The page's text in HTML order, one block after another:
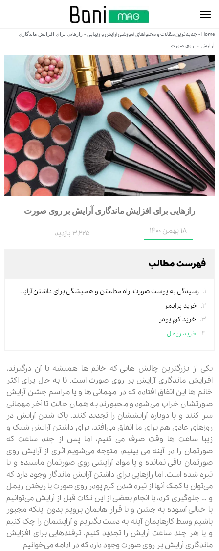
Home
- جدیدترین مقالات و محتواهای آموزشی آرایش و زیبایی- رازهایی برای افزایش ماندگاری
آرایش بر روی صورت
رازهایی برای افزایش ماندگاری آرایش بر روی صورت
18 بهمن 1400 3,225 بازدید
فهرست مطالب
رسیدگی به پوست صورت، راه مطمئن و همیشگی برای داشتن آرایش ماندگار
خرید پرایمر
خرید کرم پودر
خرید ریمل
یکی از بزرگترین چالش هایی که خانم ها همیشه با آن درگیرند،
افزایش ماندگاری آرایش بر روی صورت است. تا به حال برای اکثر
خانم ها این اتفاق افتاده که در مهمانی ها و یا مراسم جشن آرایش
صورتشان خراب می‌شود و مجبورند به همان حالت تا آخر مهمانی
سر کنند و یا دوباره آرایششان را تجدید کنند. پاک شدن آرایش در
روزهای عادی هم برای ما اتفاق می‌افتد، برای داشتن آرایش شیک و
زیبا ساعت ها وقت صرف می کنیم، اما پس از چند ساعت که
صورتمان را در آینه می بینیم، متوجه می‌شویم اثری از آرایش روی
صورتمان باقی نمانده و یا مواد آرایشی روی صورتمان ماسیده و یا
تیره شده است. اما رازهایی برای داشتن آرایش ماندگار وجود دارد که
می‌توان با کمک آنها از تیره شدن کرم پودر روی صورت یا ریختن ریمل
و … جلوگیری کرد، با انجام بعضی از این نکات قبل از آرایش می‌توانیم
با خیالی آسوده به جشن و یا قرار هایمان برویم بدون اینکه مجبور
باشیم وسط کارهایمان آینه به دست بگیریم و آرایشمان را چک کنیم
و یا هر چند ساعت آرایش را تجدید کنیم. ترفندهایی برای افزایش
ماندگاری آرایش بر روی صورت وجود دارد که در ادامه می‌خوانیم.